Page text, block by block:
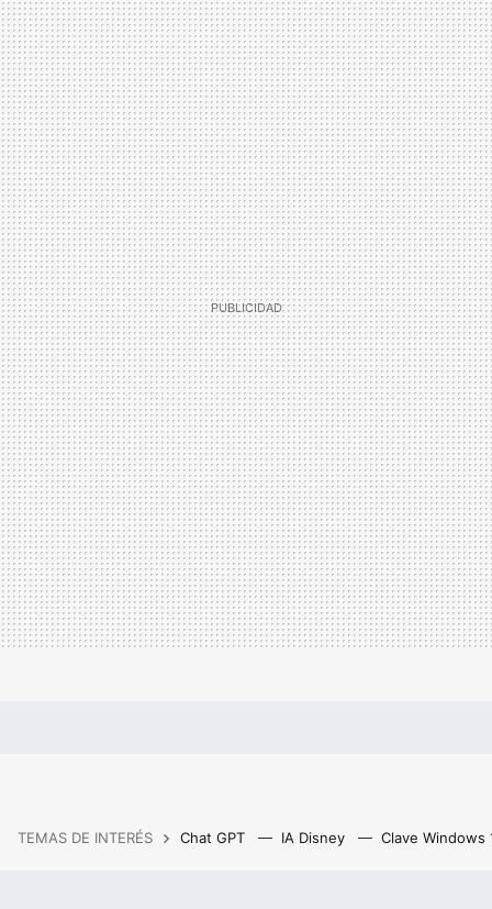
TEMAS DE INTERÉS Chat GPT IA Disney Clave Windows